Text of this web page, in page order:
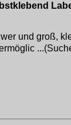
und groß,